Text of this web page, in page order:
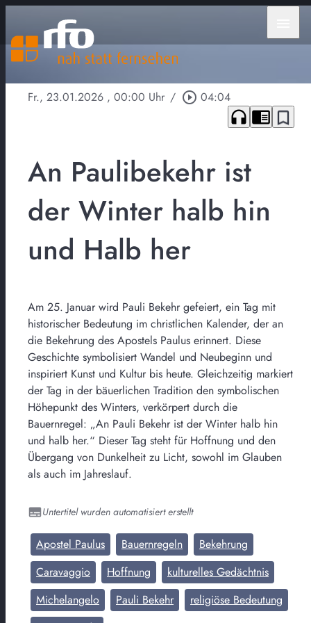
Fr., 23.01.2026 , 00:00 Uhr / play_circle_outline 04:04
headphones chrome_reader_mode bookmark_border
An Paulibekehr ist
der Winter halb hin
und Halb her
Am 25. Januar wird Pauli Bekehr gefeiert, ein Tag mit
historischer Bedeutung im christlichen Kalender, der an
die Bekehrung des Apostels Paulus erinnert. Diese
Geschichte symbolisiert Wandel und Neubeginn und
inspiriert Kunst und Kultur bis heute. Gleichzeitig markiert
der Tag in der bäuerlichen Tradition den symbolischen
Höhepunkt des Winters, verkörpert durch die
Bauernregel: „An Pauli Bekehr ist der Winter halb hin
und halb her.“ Dieser Tag steht für Hoffnung und den
Übergang von Dunkelheit zu Licht, sowohl im Glauben
als auch im Jahreslauf.
Untertitel wurden automatisiert erstellt
Apostel Paulus Bauernregeln
Bekehrung
Caravaggio
Hoffnung
kulturelles Gedächtnis
Michelangelo
Pauli Bekehr
religiöse Bedeutung